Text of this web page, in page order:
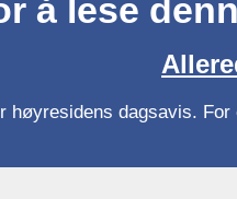
å lese
høyresidens dagsavis.